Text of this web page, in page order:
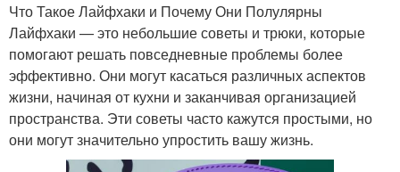
Что Такое Лайфхаки и Почему Они Полулярны
Лайфхаки — это небольшие советы и трюки, которые
помогают решать повседневные проблемы более
эффективно. Они могут касаться различных аспектов
жизни, начиная от кухни и заканчивая организацией
пространства. Эти советы часто кажутся простыми, но
они могут значительно упростить вашу жизнь.